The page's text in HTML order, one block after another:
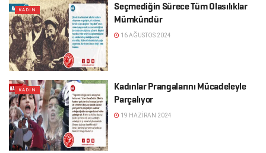
KADIN
Seçmediğin Sürece Tüm Olasılıklar
Mümkündür
16 AĞUSTOS 2024
KADIN
Kadınlar Prangalarını Mücadeleyle
Parçalıyor
19 HAZIRAN 2024